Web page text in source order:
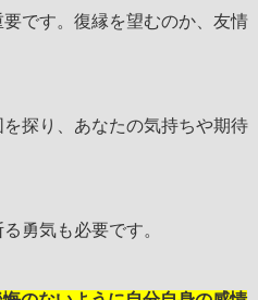
です。復縁を望むのか、友情
探り、あなたの気持ちや期待
勇気も必要です。